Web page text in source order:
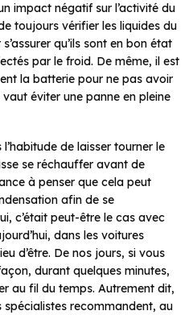
impact négatif sur l’activité du
toujours vérifier les liquides du
qu’ils sont en bon état
par le froid. De même, il est
la batterie pour ne pas avoir
éviter une panne en pleine
de laisser tourner le
se réchauffer avant de
à penser que cela peut
afin de se
c’était peut-être le cas avec
dans les voitures
d’être. De nos jours, si vous
durant quelques minutes,
au fil du temps. Autrement dit,
recommandent, au